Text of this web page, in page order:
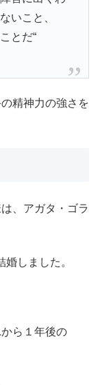
いこと、
とだ“
精神力の強さを
、 アガタ・ゴラ
しました。
ら１年後の